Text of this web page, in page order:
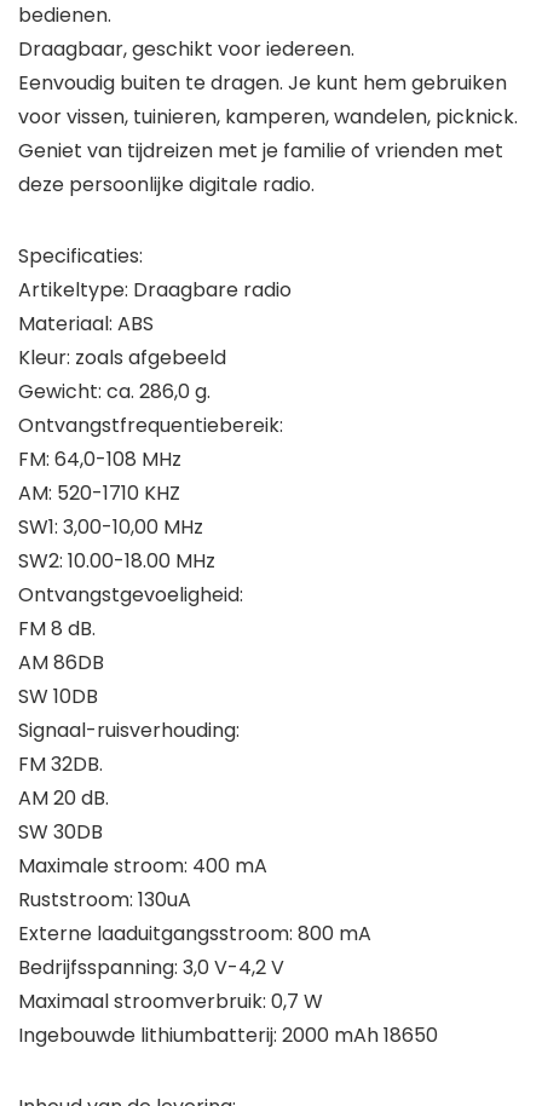
bedienen.
Draagbaar, geschikt voor iedereen.
Eenvoudig buiten te dragen. Je kunt hem gebruiken
voor vissen, tuinieren, kamperen, wandelen, picknick.
Geniet van tijdreizen met je familie of vrienden met
deze persoonlijke digitale radio.
Specificaties:
Artikeltype: Draagbare radio
Materiaal: ABS
Kleur: zoals afgebeeld
Gewicht: ca. 286,0 g.
Ontvangstfrequentiebereik:
FM: 64,0-108 MHz
AM: 520-1710 KHZ
SW1: 3,00-10,00 MHz
SW2: 10.00-18.00 MHz
Ontvangstgevoeligheid:
FM 8 dB.
AM 86DB
SW 10DB
Signaal-ruisverhouding:
FM 32DB.
AM 20 dB.
SW 30DB
Maximale stroom: 400 mA
Ruststroom: 130uA
Externe laaduitgangsstroom: 800 mA
Bedrijfsspanning: 3,0 V-4,2 V
Maximaal stroomverbruik: 0,7 W
Ingebouwde lithiumbatterij: 2000 mAh 18650